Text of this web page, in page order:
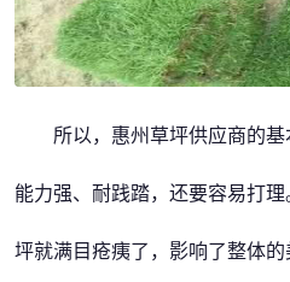
所以，惠州草坪供应商的
能力强、耐践踏，还要容易打
坪就满目疮痍了，影响了整体